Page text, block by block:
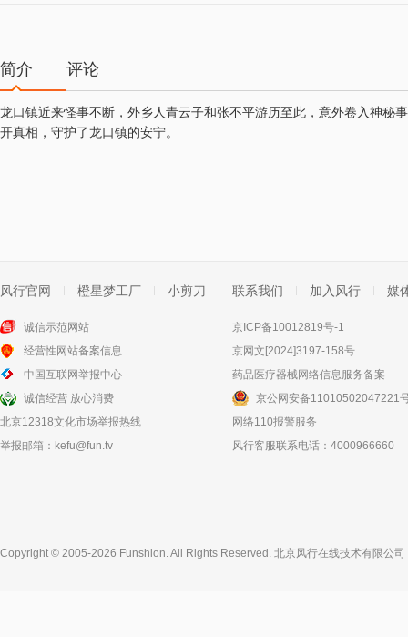
简介 评论
龙口镇近来怪事不断，外乡人青云子和张不平游历至此，意外卷入神秘
开真相，守护了龙口镇的安宁。
风行官网 橙星梦工厂 小剪刀 联系我们 加入风行 媒
诚信示范网站
经营性网站备案信息
中国互联网举报中心
诚信经营 放心消费
北京12318文化市场举报热线
举报邮箱： kefu@fun.tv
京ICP备10012819号-1
京网文[2024]3197-158号
药品医疗器械网络信息服务备案
京公网安备11010502047221
网络110报警服务
风行客服联系电话：4000966660
Copyright © 2005-2026 Funshion. All Rights Reserved. 北京风行在线技术有限公司